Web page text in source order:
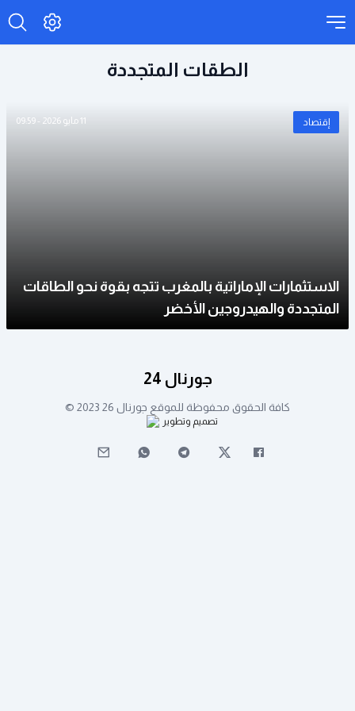
الطقات المتجددة
إقتصاد 11 مايو 2026 - 09:59
الاستثمارات الإماراتية بالمغرب تتجه بقوة نحو الطاقات
المتجددة والهيدروجين الأخضر
جورنال 24
كافة الحقوق محفوظة للموقع جورنال 26 2023 ©
تصميم وتطوير